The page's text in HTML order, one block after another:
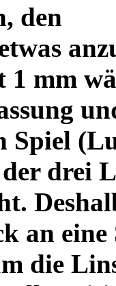
den
mm
Spiel
drei
an eine
die